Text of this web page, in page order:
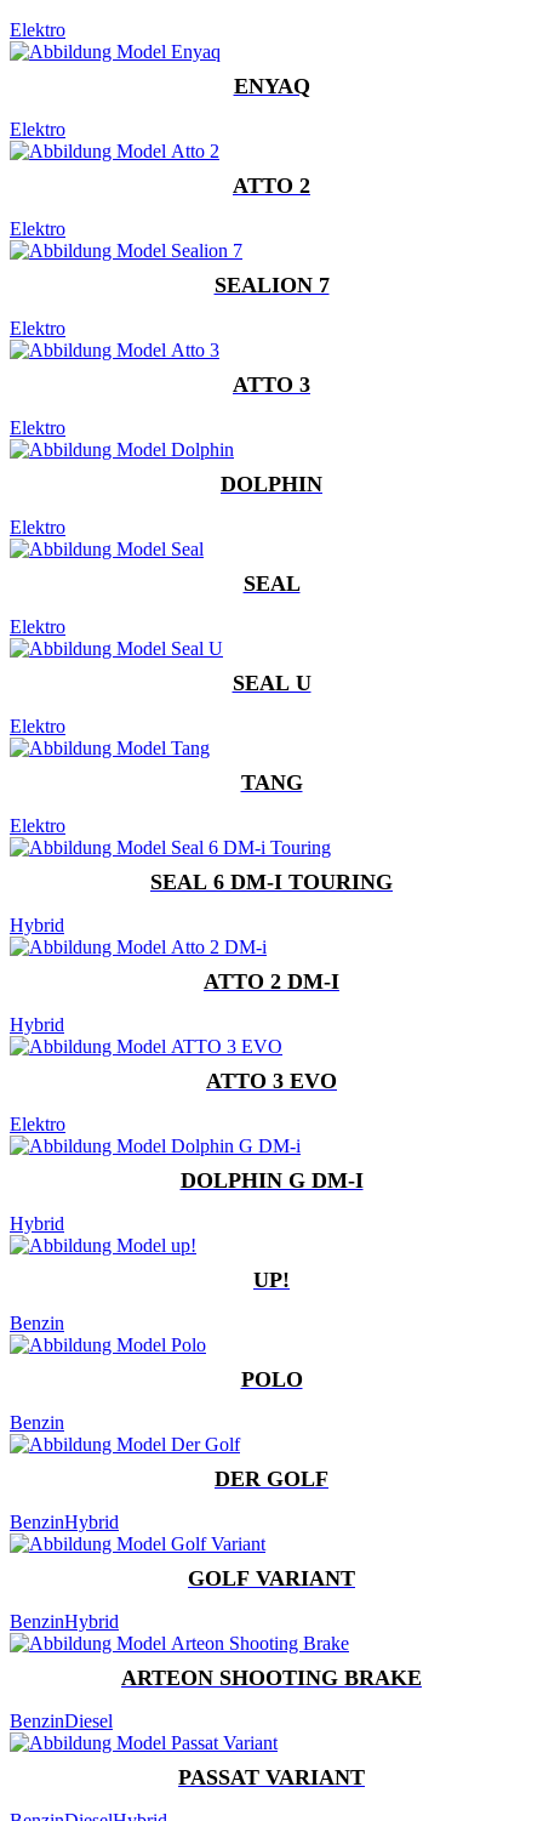
Elektro
ENYAQ
Elektro
ATTO 2
Elektro
SEALION 7
Elektro
ATTO 3
Elektro
DOLPHIN
Elektro
SEAL
Elektro
SEAL U
Elektro
TANG
Elektro
SEAL 6 DM-I TOURING
Hybrid
ATTO 2 DM-I
Hybrid
ATTO 3 EVO
Elektro
DOLPHIN G DM-I
Hybrid
UP!
Benzin
POLO
Benzin
DER GOLF
BenzinHybrid
GOLF VARIANT
BenzinHybrid
ARTEON SHOOTING BRAKE
BenzinDiesel
PASSAT VARIANT